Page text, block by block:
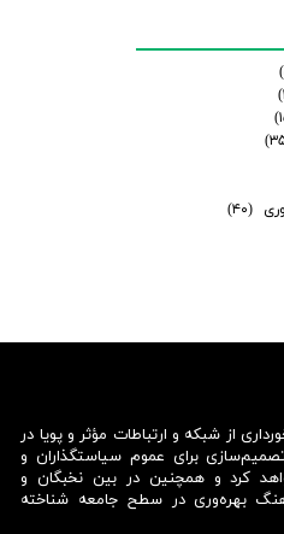
(۴۰)
از شبکه و ارتباطات مؤثر و پویا در
برای عموم سیاستگذاران و
کرد و همچنین در بین نخبگان و
بهره‌وری در سطح جامعه شناخته